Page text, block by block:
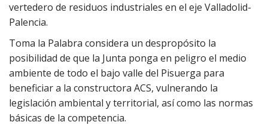
vertedero de residuos industriales en el eje Valladolid-
Palencia.
Toma la Palabra considera un despropósito la
posibilidad de que la Junta ponga en peligro el medio
ambiente de todo el bajo valle del Pisuerga para
beneficiar a la constructora ACS, vulnerando la
legislación ambiental y territorial, así como las normas
básicas de la competencia.